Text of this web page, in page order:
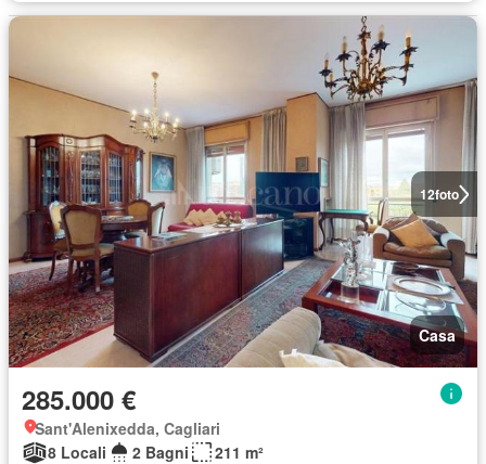
12foto
Casa
285.000 €
Sant'Alenixedda, Cagliari
8 Locali
2 Bagni 211 m²